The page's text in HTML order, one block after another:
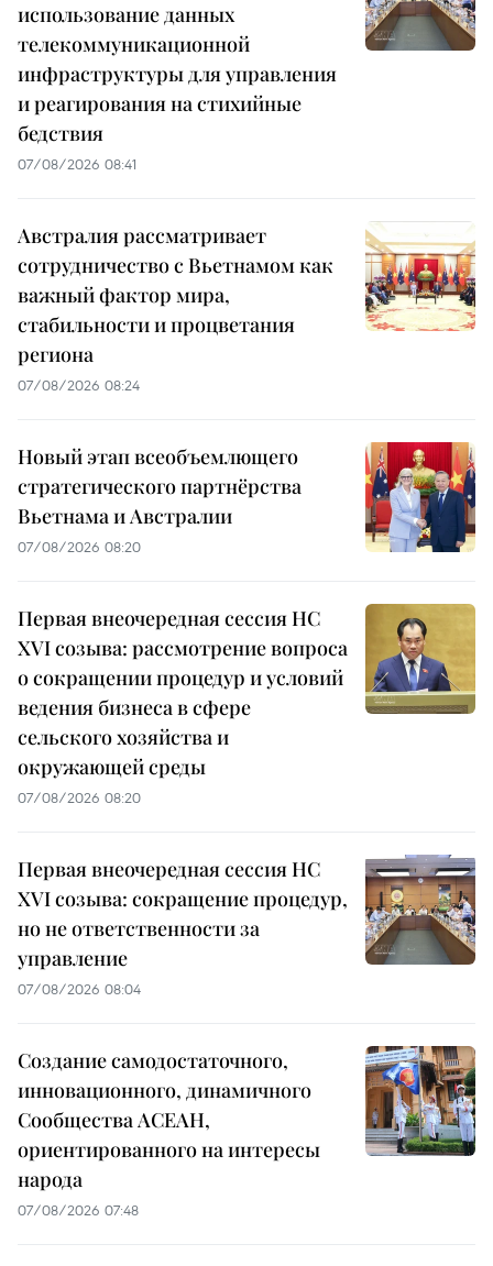
использование данных
телекоммуникационной
инфраструктуры для управления
и реагирования на стихийные
бедствия
07/08/2026 08:41
Австралия рассматривает
сотрудничество с Вьетнамом как
важный фактор мира,
стабильности и процветания
региона
07/08/2026 08:24
Новый этап всеобъемлющего
стратегического партнёрства
Вьетнама и Австралии
07/08/2026 08:20
Первая внеочередная сессия НС
XVI созыва: рассмотрение вопроса
о сокращении процедур и условий
ведения бизнеса в сфере
сельского хозяйства и
окружающей среды
07/08/2026 08:20
Первая внеочередная сессия НС
XVI созыва: сокращение процедур,
но не ответственности за
управление
07/08/2026 08:04
Создание самодостаточного,
инновационного, динамичного
Сообщества АСЕАН,
ориентированного на интересы
народа
07/08/2026 07:48